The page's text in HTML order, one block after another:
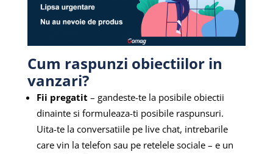
Cum raspunzi obiectiilor in
vanzari?
Fii pregatit – gandeste-te la posibile obiectii
dinainte si formuleaza-ti posibile raspunsuri.
Uita-te la conversatiile pe live chat, intrebarile
care vin la telefon sau pe retelele sociale – e un